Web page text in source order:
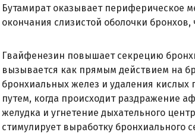
Бутамират оказывает периферическое
окончания слизистой оболочки
Гвайфенезин повышает секрецию
вызывается как прямым действием на
бронхиальных желез и удаления
путем, когда происходит раздражение
желудка и угнетение дыхательного
стимулирует выработку бронхиального